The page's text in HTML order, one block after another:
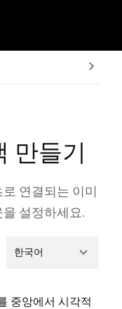
만들기
연결되는 이미
설정하세요.
한국어
중앙에서 시각적